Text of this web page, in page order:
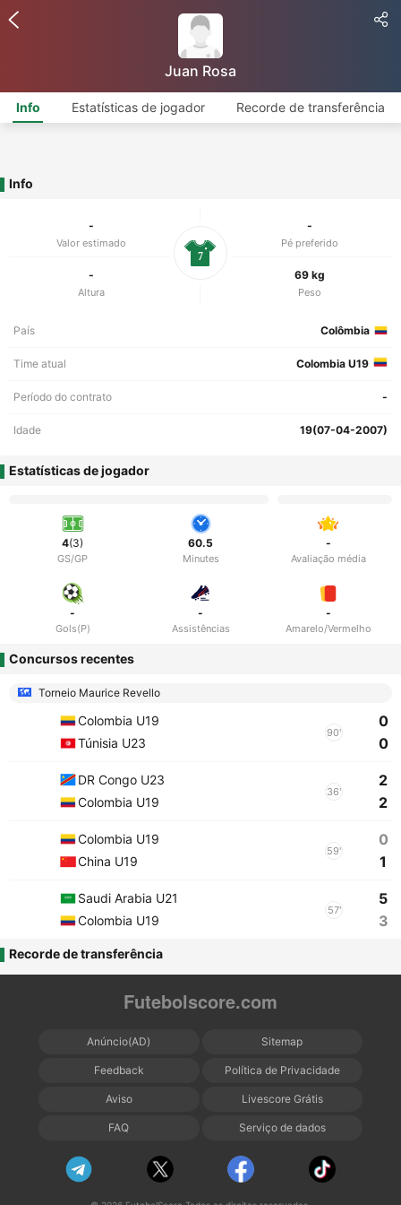
Juan Rosa
Info Estatísticas de jogador Recorde de transferência
Info
-
Valor estimado
-
Pé preferido
-
Altura
69 kg
Peso
7
País Colômbia
Time atual Colombia U19
Período do contrato -
Idade 19(07-04-2007)
Estatísticas de jogador
4(3)
GS/GP
60.5
Minutes
-
Avaliação média
-
Gols(P)
-
Assistências
-
Amarelo/Vermelho
Concursos recentes
Torneio Maurice Revello
Colombia U19
Túnisia U23
90'
0
0
DR Congo U23
Colombia U19
36'
2
2
Colombia U19
China U19
59'
0
1
Saudi Arabia U21
Colombia U19
57'
5
3
Recorde de transferência
Futebolscore.com
Anúncio(AD) Sitemap
Feedback Política de Privacidade
Aviso Livescore Grátis
FAQ Serviço de dados